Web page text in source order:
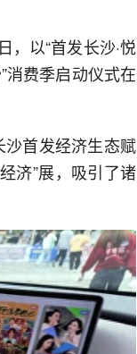
，以“首发长沙·悦
消费季启动仪式在
沙首发经济生态赋
济”展，吸引了诸